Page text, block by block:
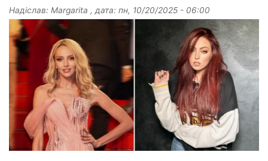
Надіслав: Margarita , дата: пн, 10/20/2025 - 06:00